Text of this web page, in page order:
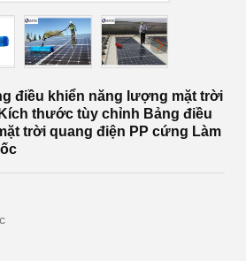
điều khiển năng lượng mặt trời
thước tùy chỉnh Bảng điều
trời quang điện PP cứng Làm